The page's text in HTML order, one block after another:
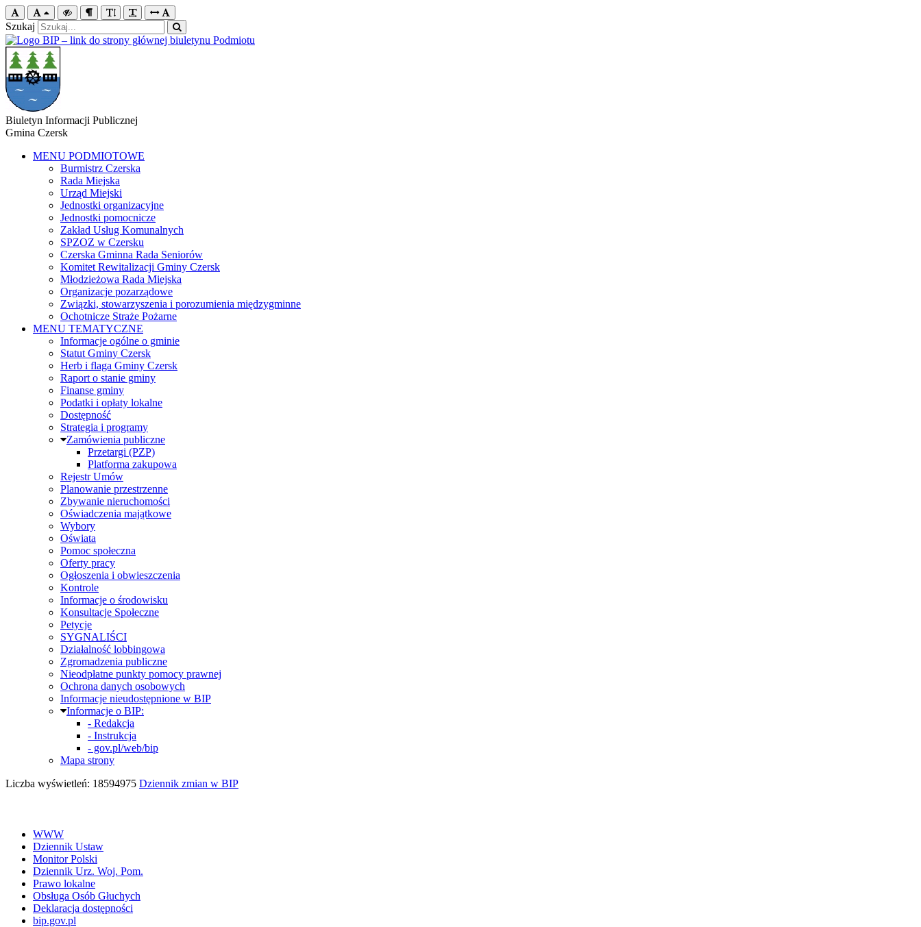
Szukaj
Biuletyn Informacji Publicznej
Gmina Czersk
MENU PODMIOTOWE
Burmistrz Czerska
Rada Miejska
Urząd Miejski
Jednostki organizacyjne
Jednostki pomocnicze
Zakład Usług Komunalnych
SPZOZ w Czersku
Czerska Gminna Rada Seniorów
Komitet Rewitalizacji Gminy Czersk
Młodzieżowa Rada Miejska
Organizacje pozarządowe
Związki, stowarzyszenia i porozumienia międzygminne
Ochotnicze Straże Pożarne
MENU TEMATYCZNE
Informacje ogólne o gminie
Statut Gminy Czersk
Herb i flaga Gminy Czersk
Raport o stanie gminy
Finanse gminy
Podatki i opłaty lokalne
Dostępność
Strategia i programy
Zamówienia publiczne
Przetargi (PZP)
Platforma zakupowa
Rejestr Umów
Planowanie przestrzenne
Zbywanie nieruchomości
Oświadczenia majątkowe
Wybory
Oświata
Pomoc społeczna
Oferty pracy
Ogłoszenia i obwieszczenia
Kontrole
Informacje o środowisku
Konsultacje Społeczne
Petycje
SYGNALIŚCI
Działalność lobbingowa
Zgromadzenia publiczne
Nieodpłatne punkty pomocy prawnej
Ochrona danych osobowych
Informacje nieudostępnione w BIP
Informacje o BIP:
- Redakcja
- Instrukcja
- gov.pl/web/bip
Mapa strony
Liczba wyświetleń: 18594975 Dziennik zmian w BIP
WWW
Dziennik Ustaw
Monitor Polski
Dziennik Urz. Woj. Pom.
Prawo lokalne
Obsługa Osób Głuchych
Deklaracja dostępności
bip.gov.pl